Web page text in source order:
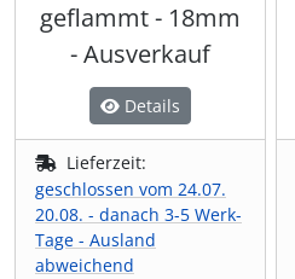
geflammt - 18mm
- Ausverkauf
Details
Lieferzeit:
geschlossen vom 24.07.
20.08. - danach 3-5 Werk-
Tage - Ausland
abweichend